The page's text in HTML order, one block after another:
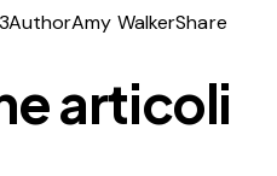
AuthorAmy WalkerShare
articoli